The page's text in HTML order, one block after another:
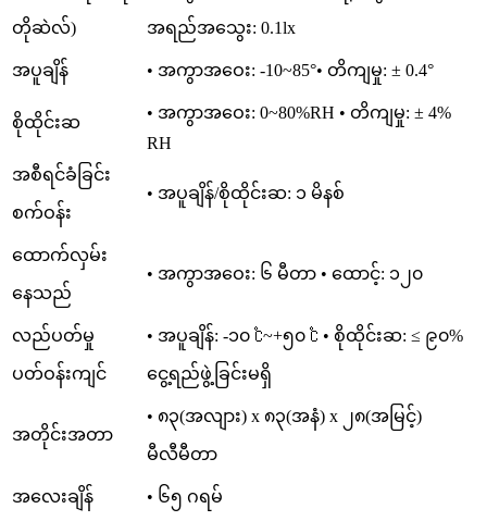
တိုဆဲလ်) အရည်အသွေး: 0.1lx
အပူချိန် • အကွာအဝေး: ‐10~85°• တိကျမှု: ± 0.4°
စိုထိုင်းဆ
• အကွာအဝေး: 0~80%RH • တိကျမှု: ± 4%
RH
အစီရင်ခံခြင်း
စက်ဝန်း
• အပူချိန်/စိုထိုင်းဆ: ၁ မိနစ်
ထောက်လှမ်း
နေသည်
• အကွာအဝေး: ၆ မီတာ • ထောင့်: ၁၂၀
လည်ပတ်မှု
ပတ်ဝန်းကျင်
• အပူချိန်: -၁၀ ℃~+၅၀ ℃ • စိုထိုင်းဆ: ≤ ၉၀%
ငွေ့ရည်ဖွဲ့ခြင်းမရှိ
အတိုင်းအတာ
• ၈၃(အလျား) x ၈၃(အနံ) x ၂၈(အမြင့်)
မီလီမီတာ
အလေးချိန် • ၆၅ ဂရမ်